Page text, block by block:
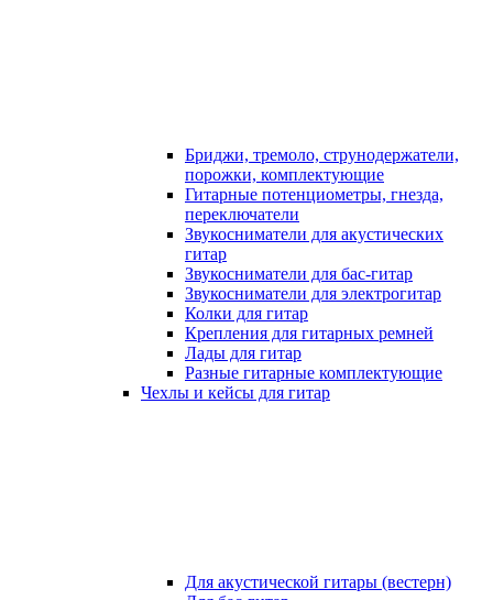
Бриджи, тремоло, струнодержатели,
порожки, комплектующие
Гитарные потенциометры, гнезда,
переключатели
Звукосниматели для акустических
гитар
Звукосниматели для бас-гитар
Звукосниматели для электрогитар
Колки для гитар
Крепления для гитарных ремней
Лады для гитар
Разные гитарные комплектующие
Чехлы и кейсы для гитар
Для акустической гитары (вестерн)